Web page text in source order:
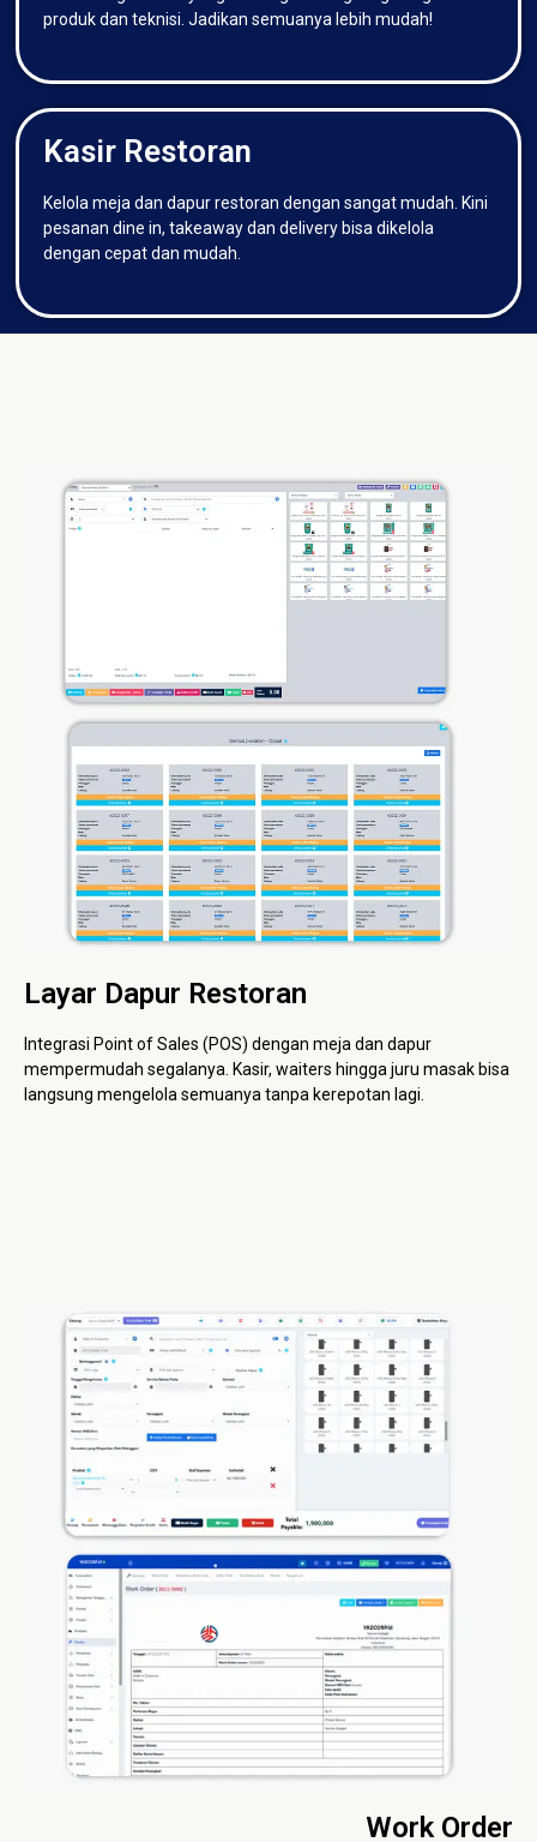
produk dan teknisi. Jadikan semuanya lebih mudah!
Kasir Restoran
Kelola meja dan dapur restoran dengan sangat mudah. Kini
pesanan dine in, takeaway dan delivery bisa dikelola
dengan cepat dan mudah.
Layar Dapur Restoran
Integrasi Point of Sales (POS) dengan meja dan dapur
mempermudah segalanya. Kasir, waiters hingga juru masak bisa
langsung mengelola semuanya tanpa kerepotan lagi.
Work Order